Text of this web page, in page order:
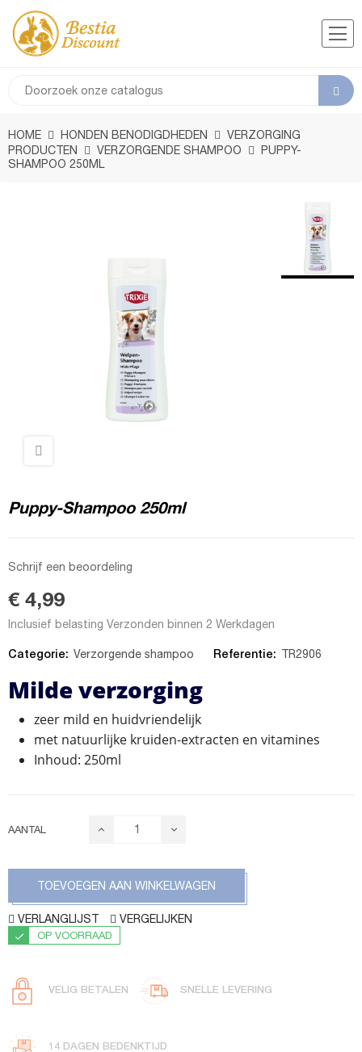
HOME HONDEN BENODIGDHEDEN
VERZORGING
PRODUCTEN
VERZORGENDE SHAMPOO
PUPPY-
SHAMPOO 250ML
Puppy-Shampoo 250ml
Schrijf een beoordeling
€ 4,99
Inclusief belasting Verzonden binnen 2 Werkdagen
Categorie: Verzorgende shampoo Referentie: TR2906
Milde verzorging
zeer mild en huidvriendelijk
met natuurlijke kruiden-extracten en vitamines
Inhoud: 250ml
AANTAL
TOEVOEGEN AAN WINKELWAGEN
VERLANGLIJST VERGELIJKEN
OP VOORRAAD
VELIG BETALEN SNELLE LEVERING
14 DAGEN BEDENKTIJD